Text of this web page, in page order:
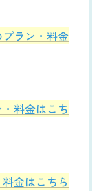
ラン・料金
料金はこち
金はこちら